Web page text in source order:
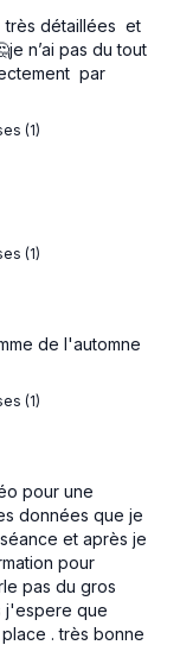
très détaillées et
n’ai pas du tout
par
(1)
(1)
de l'automne
(1)
pour une
données que je
et après je
pour
pas du gros
j'espere que
. très bonne